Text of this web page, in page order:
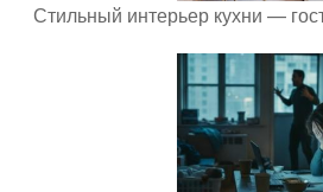
Стильный интерьер кухни —